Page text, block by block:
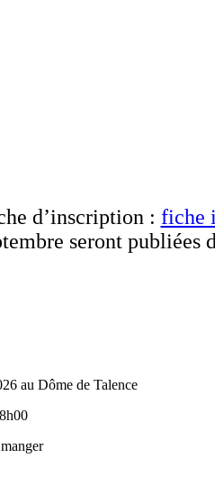
d’inscription : fiche
seront publiées
au Dôme de Talence